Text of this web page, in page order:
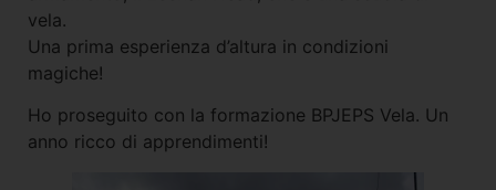
vela.
Una prima esperienza d’altura in condizioni
magiche!
Ho proseguito con la formazione BPJEPS Vela. Un
anno ricco di apprendimenti!